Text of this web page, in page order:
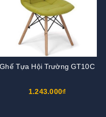
Ghế Tựa Hội Trường GT10C
1.243.000₫